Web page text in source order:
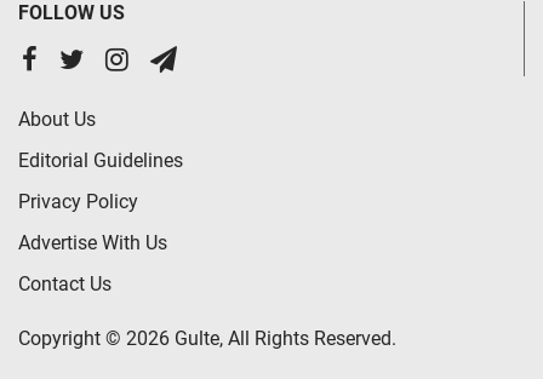
FOLLOW US
About Us
Editorial Guidelines
Privacy Policy
Advertise With Us
Contact Us
Copyright © 2026 Gulte, All Rights Reserved.